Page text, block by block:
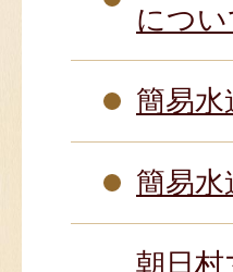
につい
簡易
簡易
朝日